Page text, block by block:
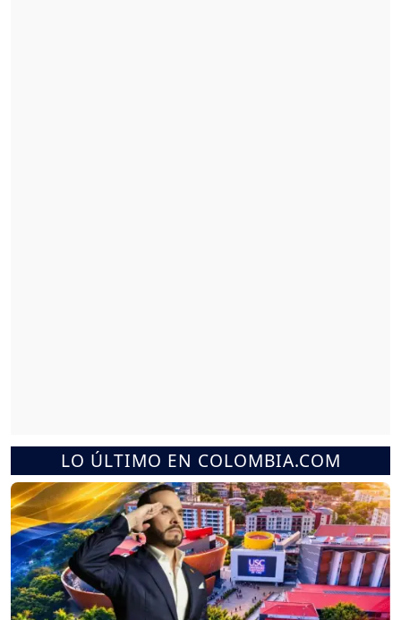
LO ÚLTIMO EN COLOMBIA.COM